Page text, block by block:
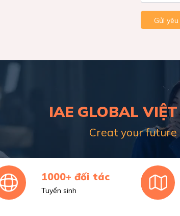
Gửi
IAE GLOBAL
Creat your future
1000+ đối tác
Tuyển sinh